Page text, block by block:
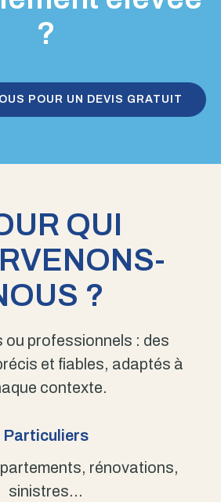
?
POUR UN DEVIS GRATUIT
QUI
?
ou professionnels : des
et fiables, adaptés à
contexte.
Particuliers
rénovations,
sinistres…